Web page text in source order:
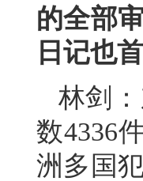
的全部
日记也
林剑
数4336
洲多国